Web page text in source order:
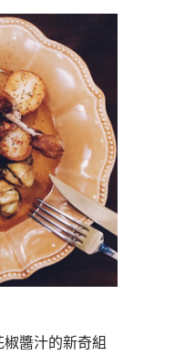
醬汁的新奇組